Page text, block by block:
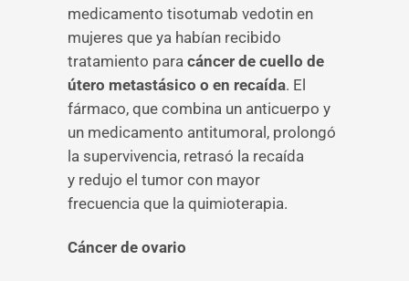
medicamento tisotumab vedotin en
mujeres que ya habían recibido
tratamiento para cáncer de cuello de
útero metastásico o en recaída. El
fármaco, que combina un anticuerpo y
un medicamento antitumoral, prolongó
la supervivencia, retrasó la recaída
y redujo el tumor con mayor
frecuencia que la quimioterapia.
Cáncer de ovario